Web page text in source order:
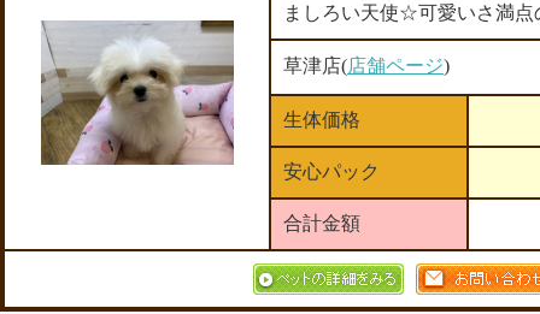
ましろい天使☆可愛いさ満点
草津店(店舗ページ)
生体価格
安心パック
合計金額